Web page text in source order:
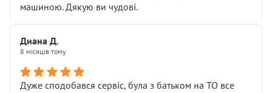
машиною. Дякую ви чудові.
Диана Д.
8 місяців тому
Дуже сподобався сервіс, була з батьком на ТО все